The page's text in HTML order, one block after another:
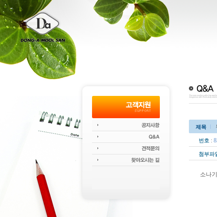
제목
번호 :
첨부파
소나